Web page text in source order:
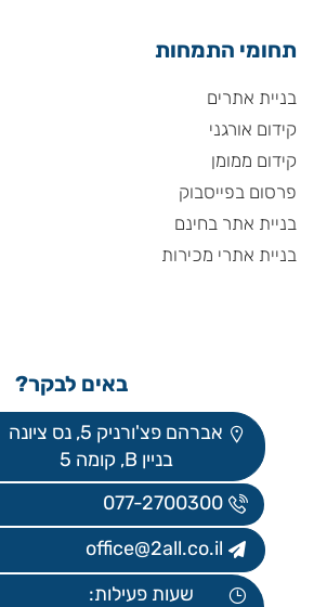
תחומי התמחות
בניית אתרים
קידום אורגני
קידום ממומן
פרסום בפייסבוק
בניית אתר בחינם
בניית אתרי מכירות
באים לבקר?
אברהם פצ'ורניק 5, נס ציונה
בניין B, קומה 5
077-2700300
office@2all.co.il
שעות פעילות: